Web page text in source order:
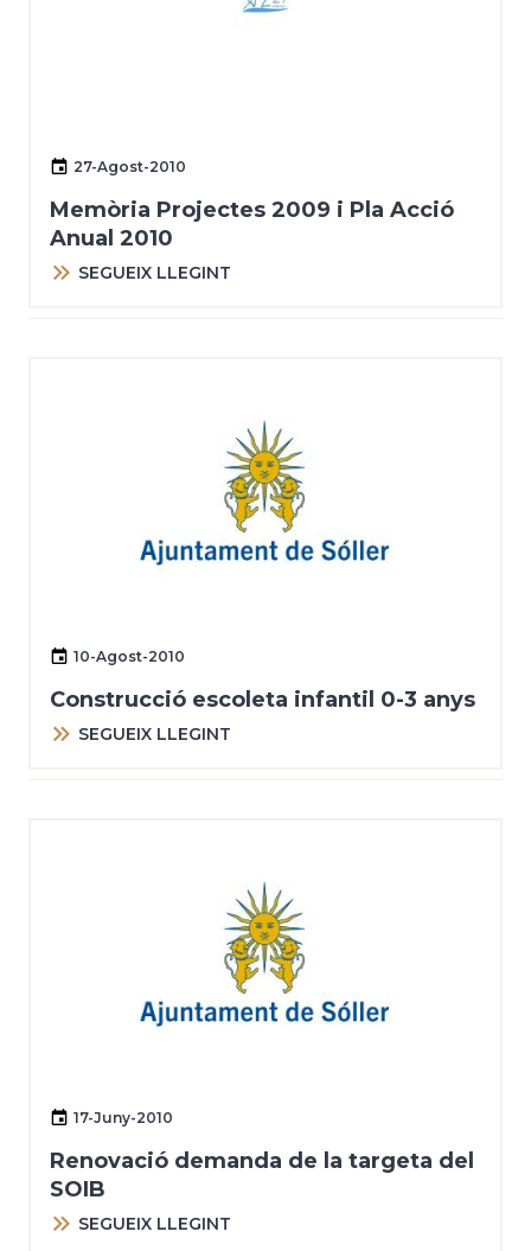
27-Agost-2010
Memòria Projectes 2009 i Pla Acció
Anual 2010
SEGUEIX LLEGINT
10-Agost-2010
Construcció escoleta infantil 0-3 anys
SEGUEIX LLEGINT
17-Juny-2010
Renovació demanda de la targeta del
SOIB
SEGUEIX LLEGINT